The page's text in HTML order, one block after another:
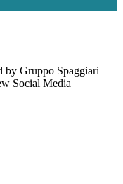
by Gruppo Spaggiari
Social Media